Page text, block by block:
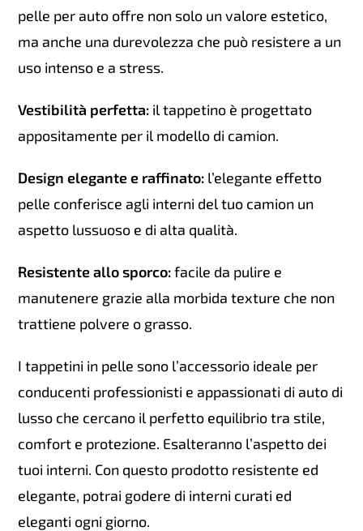
pelle per auto offre non solo un valore estetico,
ma anche una durevolezza che può resistere a un
uso intenso e a stress.
Vestibilità perfetta: il tappetino è progettato
appositamente per il modello di camion.
Design elegante e raffinato: l’elegante effetto
pelle conferisce agli interni del tuo camion un
aspetto lussuoso e di alta qualità.
Resistente allo sporco:facile da pulire e
manutenere grazie alla morbida texture che non
trattiene polvere o grasso.
I tappetini in pelle sono l’accessorio ideale per
conducenti professionisti e appassionati di auto di
lusso che cercano il perfetto equilibrio tra stile,
comfort e protezione. Esalteranno l’aspetto dei
tuoi interni. Con questo prodotto resistente ed
elegante, potrai godere di interni curati ed
eleganti ogni giorno.